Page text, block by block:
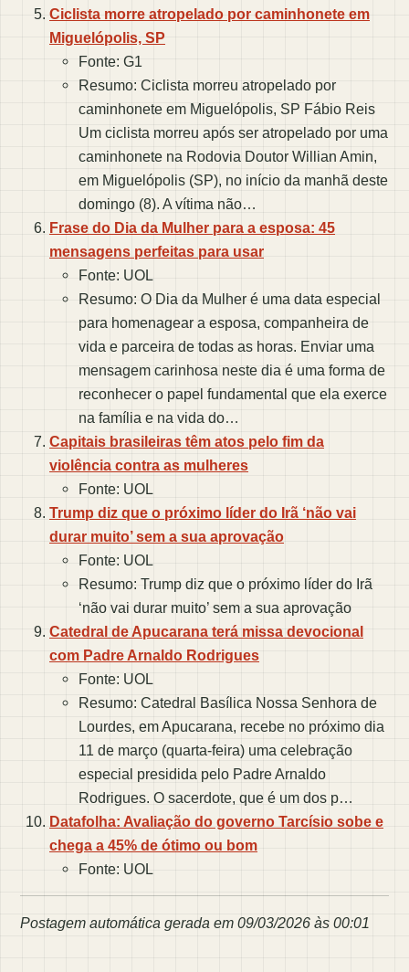
Ciclista morre atropelado por caminhonete em
Miguelópolis, SP
Fonte: G1
Resumo: Ciclista morreu atropelado por
caminhonete em Miguelópolis, SP Fábio Reis
Um ciclista morreu após ser atropelado por uma
caminhonete na Rodovia Doutor Willian Amin,
em Miguelópolis (SP), no início da manhã deste
domingo (8). A vítima não…
Frase do Dia da Mulher para a esposa: 45
mensagens perfeitas para usar
Fonte: UOL
Resumo: O Dia da Mulher é uma data especial
para homenagear a esposa, companheira de
vida e parceira de todas as horas. Enviar uma
mensagem carinhosa neste dia é uma forma de
reconhecer o papel fundamental que ela exerce
na família e na vida do…
Capitais brasileiras têm atos pelo fim da
violência contra as mulheres
Fonte: UOL
Trump diz que o próximo líder do Irã ‘não vai
durar muito’ sem a sua aprovação
Fonte: UOL
Resumo: Trump diz que o próximo líder do Irã
‘não vai durar muito’ sem a sua aprovação
Catedral de Apucarana terá missa devocional
com Padre Arnaldo Rodrigues
Fonte: UOL
Resumo: Catedral Basílica Nossa Senhora de
Lourdes, em Apucarana, recebe no próximo dia
11 de março (quarta-feira) uma celebração
especial presidida pelo Padre Arnaldo
Rodrigues. O sacerdote, que é um dos p…
Datafolha: Avaliação do governo Tarcísio sobe e
chega a 45% de ótimo ou bom
Fonte: UOL
Postagem automática gerada em 09/03/2026 às 00:01